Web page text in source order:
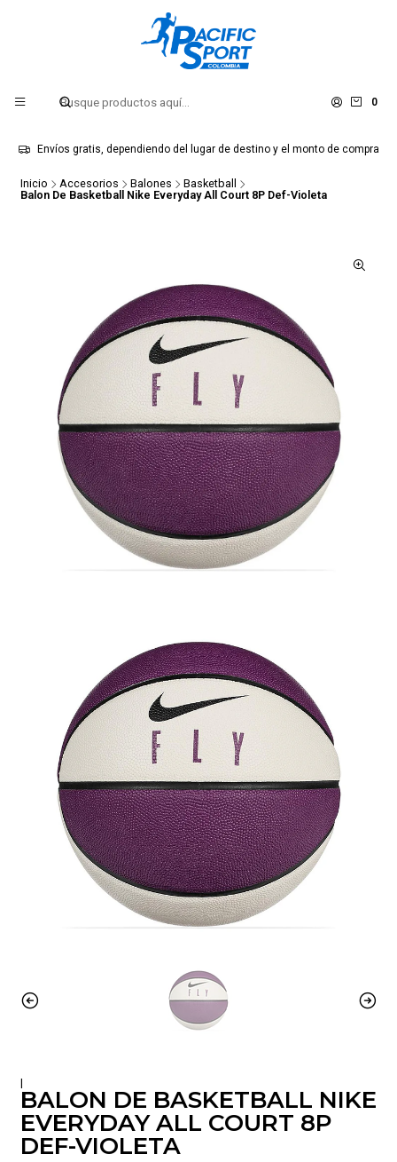
0
Envíos gratis, dependiendo del lugar de destino y el monto de compra
Inicio Accesorios Balones
Basketball
Balon De Basketball Nike Everyday All Court 8P Def-Violeta
|
BALON DE BASKETBALL NIKE
EVERYDAY ALL COURT 8P
DEF-VIOLETA